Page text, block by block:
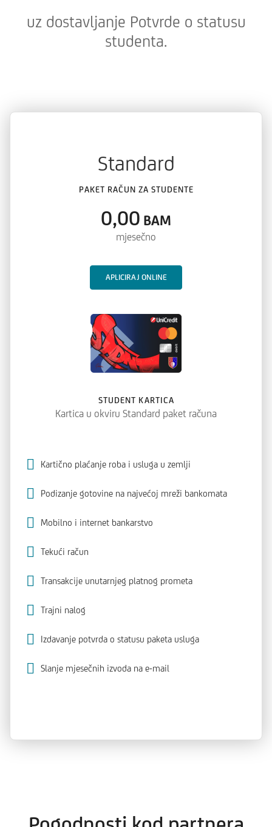
uz dostavljanje Potvrde o statusu
studenta.
Standard
PAKET RAČUN ZA STUDENTE
0,00 BAM
mjesečno
APLICIRAJ ONLINE
STUDENT KARTICA
Kartica u okviru Standard paket računa
Kartično plaćanje roba i usluga u zemlji
Podizanje gotovine na najvećoj mreži bankomata
Mobilno i internet bankarstvo
Tekući račun
Transakcije unutarnjeg platnog prometa
Trajni nalog
Izdavanje potvrda o statusu paketa usluga
Slanje mjesečnih izvoda na e-mail